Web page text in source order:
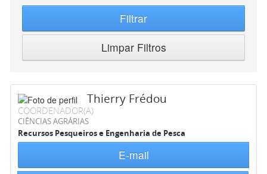
Filtrar
Limpar Filtros
Thierry Frédou
COORDENADOR(A)
CIÊNCIAS AGRÁRIAS
Recursos Pesqueiros e Engenharia de Pesca
E-mail